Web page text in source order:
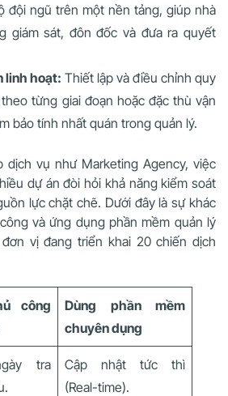
đội ngũ trên một nền tảng, giúp nhà
giám sát, đôn đốc và đưa ra quyết
linh hoạt: Thiết lập và điều chỉnh quy
từng giai đoạn hoặc đặc thù vận
bảo tính nhất quán trong quản lý.
dịch vụ như Marketing Agency, việc
dự án đòi hỏi khả năng kiểm soát
lực chặt chẽ. Dưới đây là sự khác
và ứng dụng phần mềm quản lý
vị đang triển khai 20 chiến dịch
công
Dùng phần mềm
chuyên dụng
tra
Cập nhật tức thì
(Real-time).